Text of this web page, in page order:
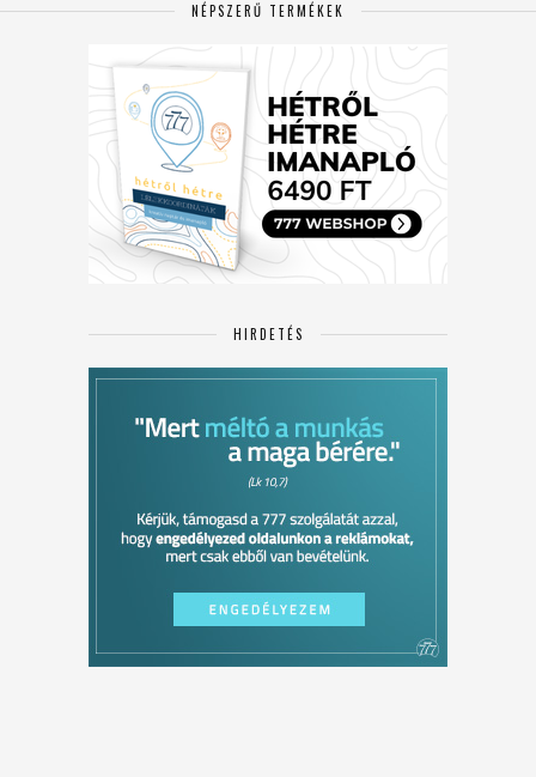
NÉPSZERŰ TERMÉKEK
HIRDETÉS